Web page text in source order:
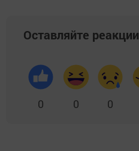
Оставляйте реакции
0 0 0